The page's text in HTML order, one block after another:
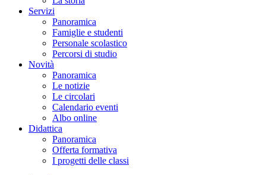
Servizi
Panoramica
Famiglie e studenti
Personale scolastico
Percorsi di studio
Novità
Panoramica
Le notizie
Le circolari
Calendario eventi
Albo online
Didattica
Panoramica
Offerta formativa
I progetti delle classi